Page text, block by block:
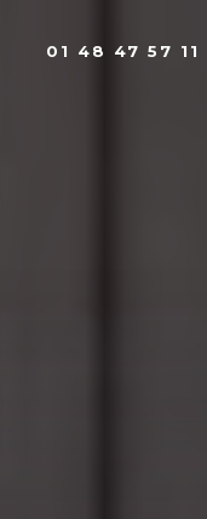
01 48 47 57 11